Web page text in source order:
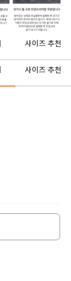
사이즈 추천
사이즈 추천